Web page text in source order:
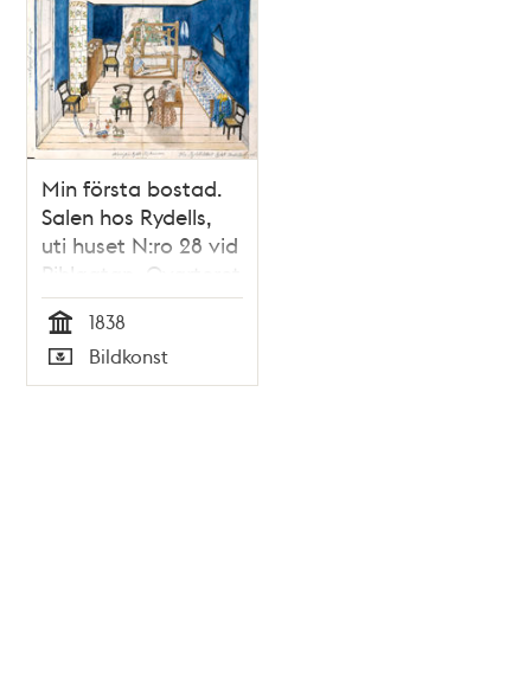
Min första bostad.
Salen hos Rydells,
uti huset N:ro 28 vid
Pihlgatan, Qvarteret
Bäckbrännaren
mindre (nedra
botten) (kopia,
utförd av Annastina
Tid
1838
Typ
Bildkonst